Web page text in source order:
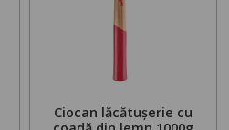
Ciocan lăcătușerie cu